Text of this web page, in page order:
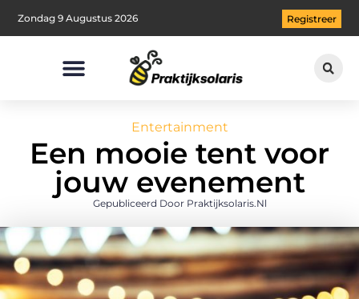
Zondag 9 Augustus 2026 Registreer
Entertainment
Een mooie tent voor
jouw evenement
Gepubliceerd Door Praktijksolaris.nl